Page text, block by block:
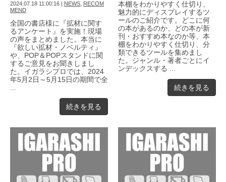
2024.07.18 11:00:16 NEWS
RECOM
MEND
全国の書店様に『拡材に関す
るアンケート』を実施！現場
の声をまとめました。本当に
『欲しい拡材・ノベルティ』
や、POP＆POPスタンドに関
するご意見をお聞きしまし
た。イガラシプロでは、2024
年5月2日～5月15日の期間で全
...
続きを見る
本棚をわかりやすく仕切り、
魅力的にディスプレイするツ
ールのご紹介です。どこに何
の本があるのか、どの本が新
刊・おすすめ本なのか等、本
棚をわかりやすく仕切り、分
類できるツールを集めまし
た。ジャンル・著者ごとにイ
ンデックスする ...
続きを見る